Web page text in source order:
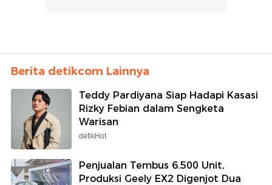
Berita detikcom Lainnya
Teddy Pardiyana Siap Hadapi Kasasi
Rizky Febian dalam Sengketa
Warisan
detikHot
Penjualan Tembus 6.500 Unit,
Produksi Geely EX2 Digenjot Dua